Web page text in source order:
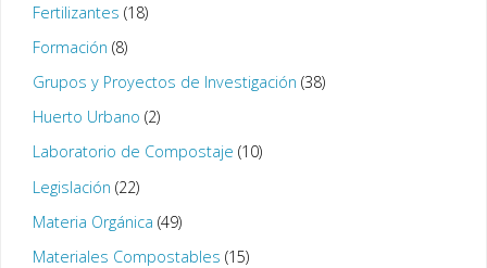
Fertilizantes (18)
Formación (8)
Grupos y Proyectos de Investigación (38)
Huerto Urbano (2)
Laboratorio de Compostaje (10)
Legislación (22)
Materia Orgánica (49)
Materiales Compostables (15)